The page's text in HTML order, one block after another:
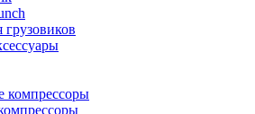
компрессоры